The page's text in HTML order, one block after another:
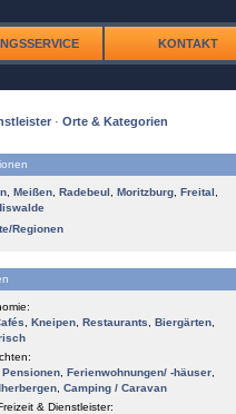
KONTAKT
· Orte & Kategorien
Meißen Radebeul Moritzburg Freital
Regionen
Kneipen Restaurants Biergärten
Pensionen Ferienwohnungen/ -häuser
Camping / Caravan
& Dienstleister: